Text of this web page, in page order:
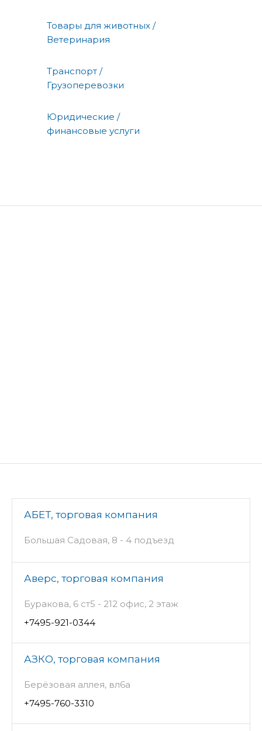
Товары для животных /
Ветеринария
Транспорт /
Грузоперевозки
Юридические /
финансовые услуги
АБЕТ, торговая компания
Большая Садовая, 8 - 4 подъезд
Аверс, торговая компания
Буракова, 6 ст5 - 212 офис, 2 этаж
+7495-921-0344
АЗКО, торговая компания
Берёзовая аллея, вл6а
+7495-760-3310